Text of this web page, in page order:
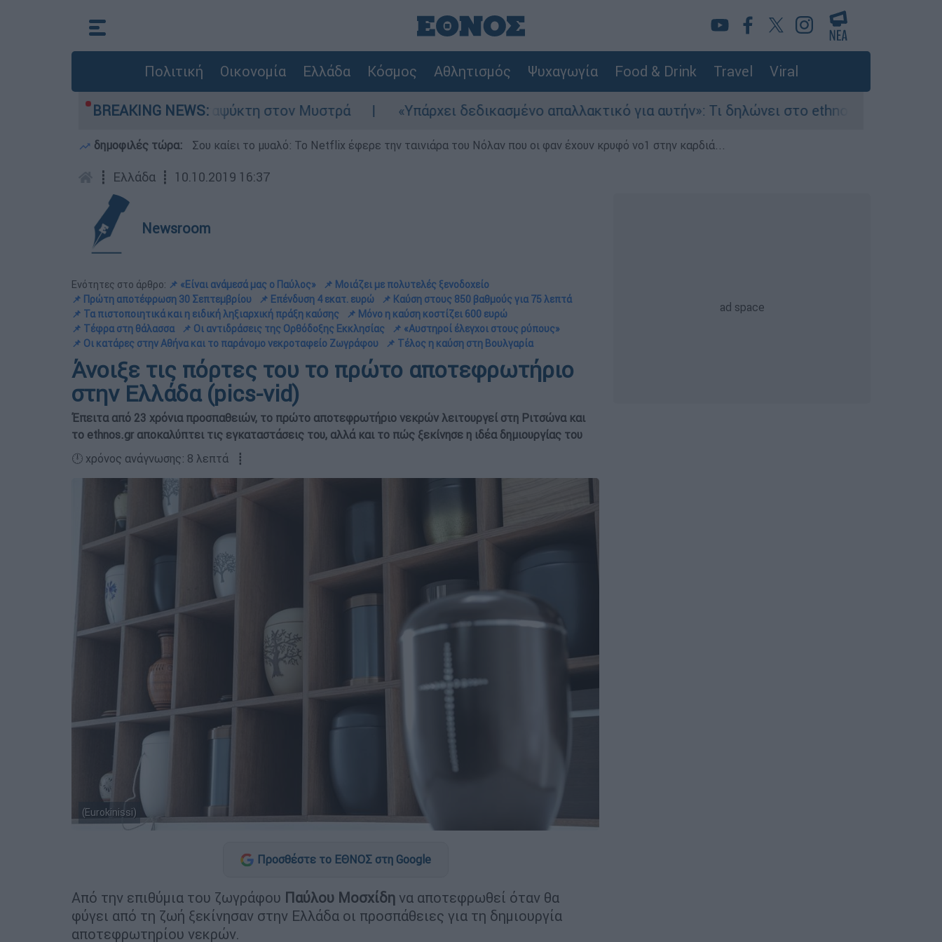
Πολιτική Οικονομία Ελλάδα Κόσμος Αθλητισμός Ψυχαγωγία Food & Drink Travel Viral
BREAKING NEWS:
του πατέρα σε καταψύκτη στον Μυστρά «Υπάρχει δεδικασμένο απαλλακτικό για αυτήν»: Τι δηλώνει στο ethnos.gr ο Κώστας Παπαδάκης
δημοφιλές τώρα: Σου καίει το μυαλό: Το Netflix έφερε την ταινιάρα του Νόλαν που οι φαν έχουν κρυφό νο1 στην καρδιά...
┋ Ελλάδα ┋ 10.10.2019 16:37
Newsroom
Ενότητες στο άρθρο: 📌 «Είναι ανάμεσά μας ο Παύλος»
📌 Μοιάζει με πολυτελές ξενοδοχείο
📌 Πρώτη αποτέφρωση 30 Σεπτεμβρίου
📌 Επένδυση 4 εκατ. ευρώ
📌 Καύση στους 850 βαθμούς για 75 λεπτά
📌 Τα πιστοποιητικά και η ειδική ληξιαρχική πράξη καύσης
📌 Μόνο η καύση κοστίζει 600 ευρώ
📌 Τέφρα στη θάλασσα
📌 Οι αντιδράσεις της Ορθόδοξης Εκκλησίας
📌 «Αυστηροί έλεγχοι στους ρύπους»
📌 Οι κατάρες στην Αθήνα και το παράνομο νεκροταφείο Ζωγράφου
📌 Τέλος η καύση στη Βουλγαρία
Άνοιξε τις πόρτες του το πρώτο αποτεφρωτήριο
στην Ελλάδα (pics-vid)
Έπειτα από 23 χρόνια προσπαθειών, το πρώτο αποτεφρωτήριο νεκρών λειτουργεί στη Ριτσώνα και
το ethnos.gr αποκαλύπτει τις εγκαταστάσεις του, αλλά και το πώς ξεκίνησε η ιδέα δημιουργίας του
🕛 χρόνος ανάγνωσης: 8 λεπτά ┋
(Eurokinissi)
Προσθέστε το ΕΘΝΟΣ στη Google
Από την επιθύμια του ζωγράφου Παύλου Μοσχίδη να αποτεφρωθεί όταν θα
φύγει από τη ζωή ξεκίνησαν στην Ελλάδα οι προσπάθειες για τη δημιουργία
αποτεφρωτηρίου νεκρών.